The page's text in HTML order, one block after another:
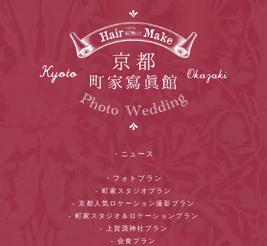
・ニュース
・フォトプラン
- 町家スタジオプラン
- 京都人気ロケーション撮影プラン
- 町家スタジオ＆ロケーションプラン
- 上賀茂神社プラン
- 会食プラン